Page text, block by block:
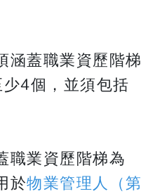
涵蓋職業資歷階梯
4個，並須包括
職業資歷階梯為
於物業管理人（第